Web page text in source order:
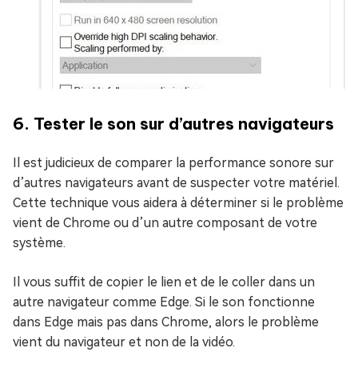
6. Tester le son sur d’autres navigateurs
Il est judicieux de comparer la performance sonore sur
d’autres navigateurs avant de suspecter votre matériel.
Cette technique vous aidera à déterminer si le problème
vient de Chrome ou d’un autre composant de votre
système.
Il vous suffit de copier le lien et de le coller dans un
autre navigateur comme Edge. Si le son fonctionne
dans Edge mais pas dans Chrome, alors le problème
vient du navigateur et non de la vidéo.